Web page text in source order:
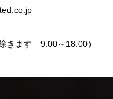
きます 9:00～18:00）